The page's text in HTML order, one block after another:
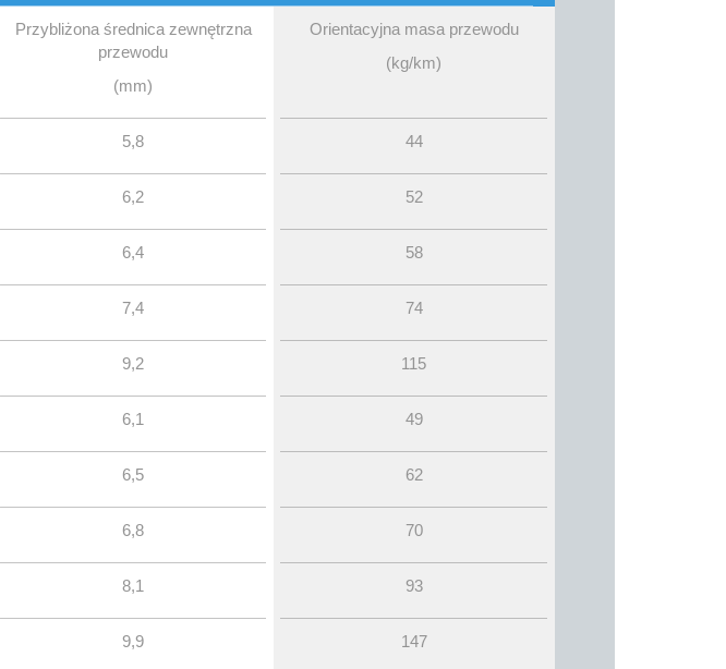
Przybliżona średnica zewnętrzna
przewodu
(mm)
Orientacyjna masa przewodu
(kg/km)
5,8 44
6,2 52
6,4 58
7,4 74
9,2 115
6,1 49
6,5 62
6,8 70
8,1 93
9,9 147